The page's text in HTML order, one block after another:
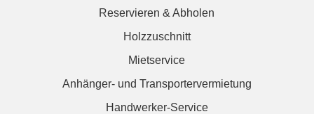
Reservieren & Abholen
Holzzuschnitt
Mietservice
Anhänger- und Transportervermietung
Handwerker-Service